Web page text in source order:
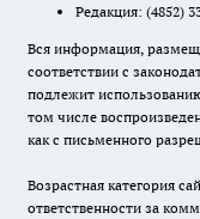
Редакция: (4852)
Вся информация,
соответствии с
подлежит
том числе
как с письменного
Возрастная категория
ответственности за